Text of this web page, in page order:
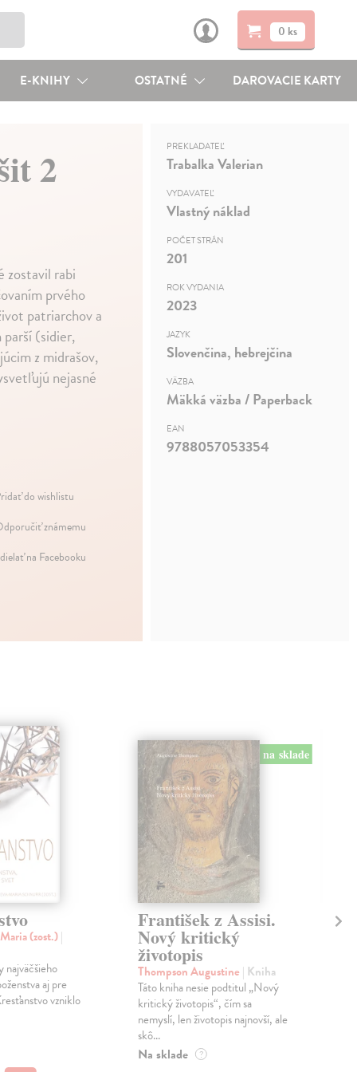
0 ks
E-KNIHY OSTATNÉ DAROVACIE KARTY
2
zostavil rabi
prvého
patriarchov a
(sidier,
z midrašov,
nejasné
do wishlistu
známemu
na Facebooku
PREKLADATEĽ
Trabalka Valerian
VYDAVATEĽ
Vlastný náklad
POČET STRÁN
201
ROK VYDANIA
2023
JAZYK
Slovenčina, hebrejčina
VÄZBA
Mäkká väzba / Paperback
EAN
9788057053354
(zost.)|
najväčšieho
aj pre
vzniklo
na sklade
František z Assisi.
Nový kritický
životopis
Thompson Augustine | Kniha
Táto kniha nesie podtitul „Nový
kritický životopis“, čím sa
nemyslí, len životopis najnovší, ale
skô...
Na sklade ?